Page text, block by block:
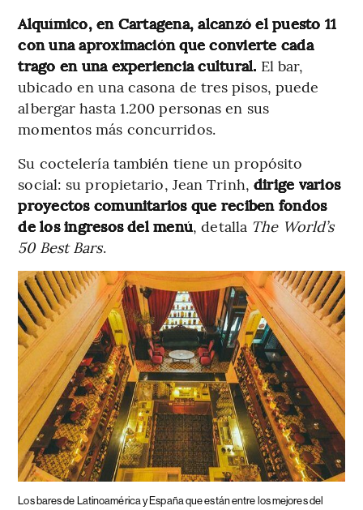
Alquímico, en Cartagena, alcanzó el puesto 11
con una aproximación que convierte cada
trago en una experiencia cultural. El bar,
ubicado en una casona de tres pisos, puede
albergar hasta 1.200 personas en sus
momentos más concurridos.
Su coctelería también tiene un propósito
social: su propietario, Jean Trinh, dirige varios
proyectos comunitarios que reciben fondos
de los ingresos del menú, detalla The World’s
50 Best Bars.
Los bares de Latinoamérica y España que están entre los mejores del